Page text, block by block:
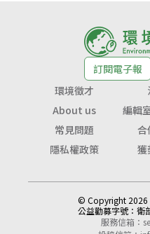
訂閱電子報
環境徵才
About us
編輯
常見問題
合
隱私權政策
獲
© Copyright 2026
公益勸募字號： 衛
服務信箱：